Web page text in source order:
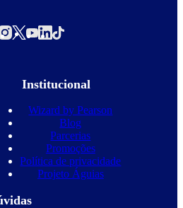
Institucional
Wizard by Pearson
Blog
Parcerias
Promoções
Política de privacidade
Projeto Águias